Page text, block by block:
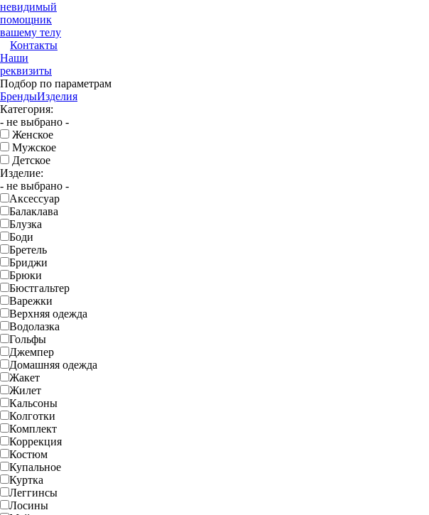
невидимый
помощник
вашему телу
Контакты
Наши
реквизиты
Подбор по параметрам
БрендыИзделия
Категория:
- не выбрано -
Женское
Мужское
Детское
Изделие:
- не выбрано -
Аксессуар
Балаклава
Блузка
Боди
Бретель
Бриджи
Брюки
Бюстгальтер
Варежки
Верхняя одежда
Водолазка
Гольфы
Джемпер
Домашняя одежда
Жакет
Жилет
Кальсоны
Колготки
Комплект
Коррекция
Костюм
Купальное
Куртка
Леггинсы
Лосины